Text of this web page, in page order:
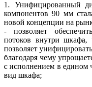
1. Унифицированный
компонентов 90 мм
новой концепции на
- позволяет
потоков внутри шкафа,
позволяет
благодаря чему
с исполнением в едином
вид шкафа;